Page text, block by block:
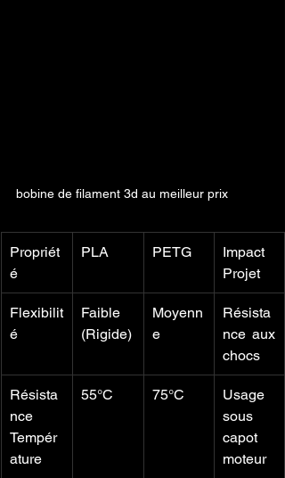
bobine de filament 3d au meilleur prix
Propriét
é
PLA PETG
Impact
Projet
Flexibilit
é
Faible
(Rigide)
Moyenn
e
Résista
nce aux
chocs
Résista
nce
Tempér
ature
55°C 75°C
Usage
sous
capot
moteur